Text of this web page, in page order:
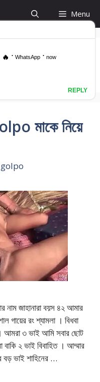
Menu
golpo
মাকে নিয়ে
জাহানারা বয়স ৪২ আমার
গায়ের রং শ্যামলা । বিধবা
আমরা ৩ ভাই আমি সবার ছোট
২ ভাই বিবাহিত । আম্মার
বড় ভাই শাহিনের …